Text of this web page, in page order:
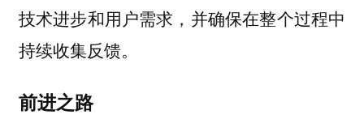
技术进步和用户需求，并确保在整个过程中
持续收集反馈。
前进之路